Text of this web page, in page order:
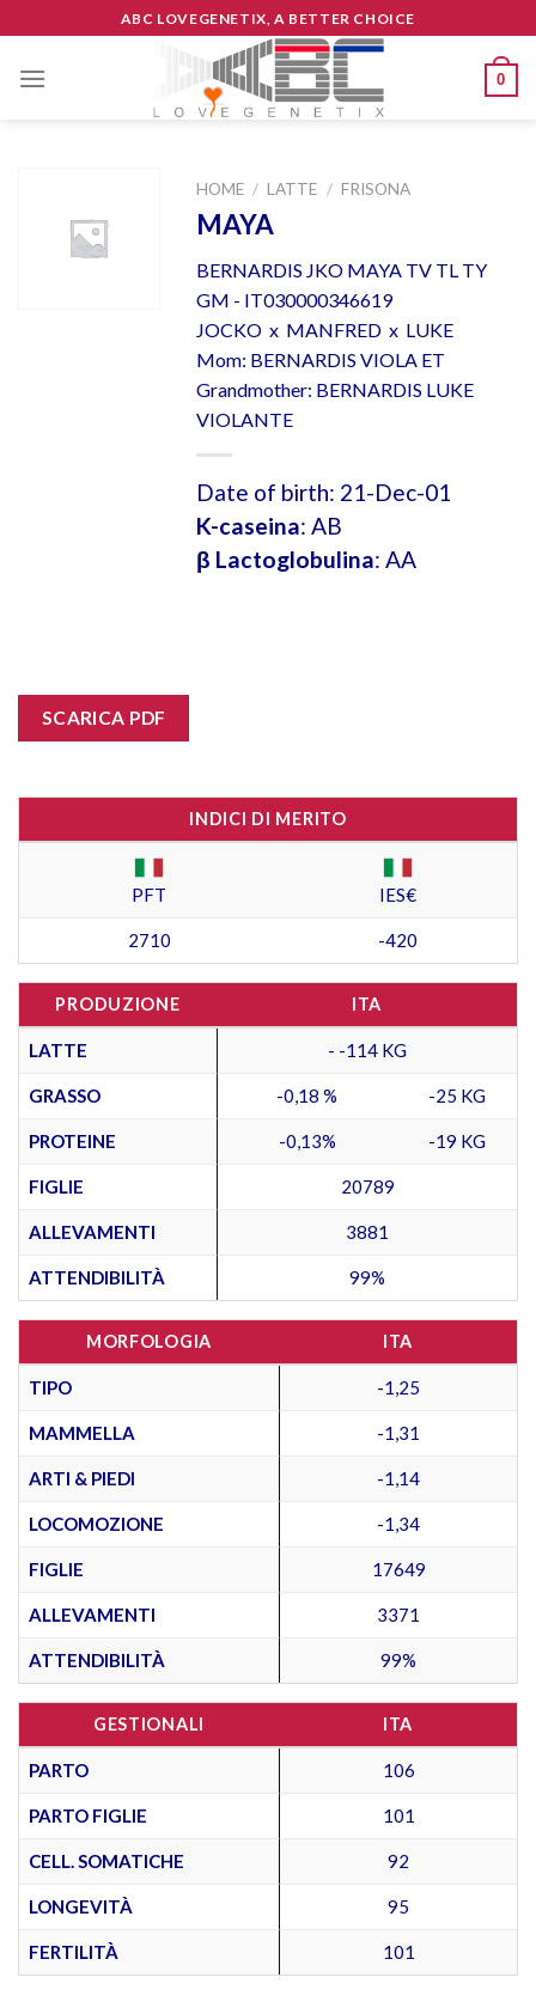
to
content
ABC LOVEGENETIX, A BETTER CHOICE
0
HOME / LATTE / FRISONA
MAYA
BERNARDIS JKO MAYA TV TL TY
GM - IT030000346619
JOCKO x MANFRED x LUKE
Mom: BERNARDIS VIOLA ET
Grandmother: BERNARDIS LUKE
VIOLANTE
Date of birth: 21-Dec-01
K-caseina: AB
β Lactoglobulina: AA
SCARICA PDF
INDICI DI MERITO
PFT IES€
2710 -420
PRODUZIONE ITA
LATTE - -114 KG
GRASSO -0,18 % -25 KG
PROTEINE -0,13% -19 KG
FIGLIE 20789
ALLEVAMENTI 3881
ATTENDIBILITÀ 99%
MORFOLOGIA ITA
TIPO -1,25
MAMMELLA -1,31
ARTI & PIEDI -1,14
LOCOMOZIONE -1,34
FIGLIE 17649
ALLEVAMENTI 3371
ATTENDIBILITÀ 99%
GESTIONALI ITA
PARTO 106
PARTO FIGLIE 101
CELL. SOMATICHE 92
LONGEVITÀ 95
FERTILITÀ 101